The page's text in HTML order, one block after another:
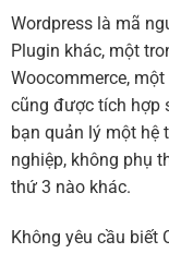
Wordpress là mã
Plugin khác, một
Woocommerce,
cũng được tích hợp
bạn quản lý một hệ
nghiệp, không phụ
thứ 3 nào khác.
Không yêu cầu biết